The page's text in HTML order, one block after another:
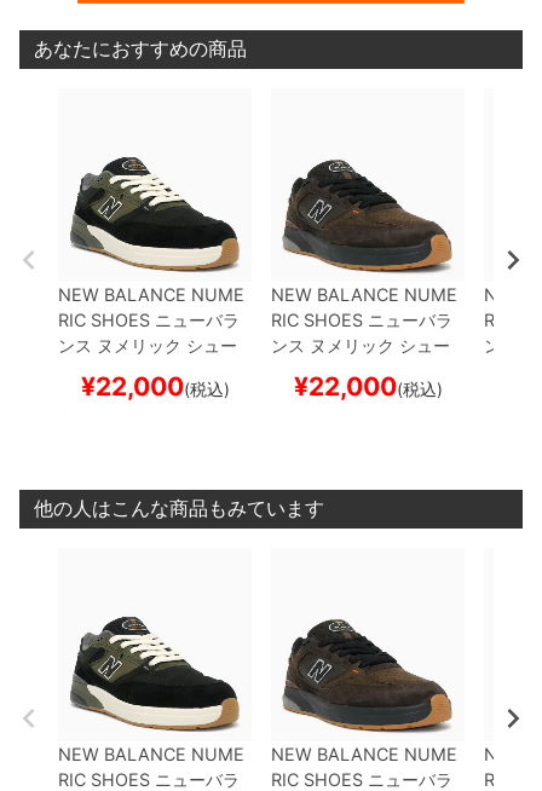
あなたにおすすめの商品
NEW BALANCE NUME
RIC SHOES ニューバラ
ンス ヌメリック シュー
REYNOLDS 933NM93
¥22,000(税込)
NEW BALANCE NUME
RIC SHOES ニューバラ
ンス ヌメリック シュー
REYNOLDS 933NM93
¥22,000(税込)
NEW
RIC
ンス
他の人はこんな商品もみています
NEW BALANCE NUME
RIC SHOES ニューバラ
NEW BALANCE NUME
RIC SHOES ニューバラ
NEW
RIC